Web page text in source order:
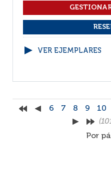
VER EJEMPLARES
6 7 8 9 10
Por